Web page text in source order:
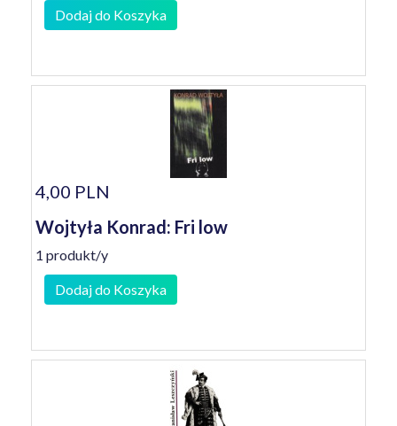
Dodaj do Koszyka
4,00 PLN
Wojtyła Konrad: Fri low
1 produkt/y
Dodaj do Koszyka